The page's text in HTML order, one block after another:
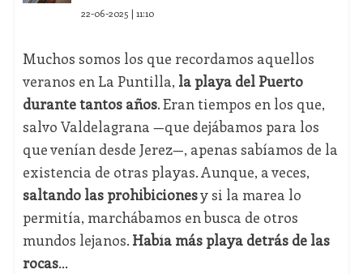
22-06-2025 | 11:10
Muchos somos los que recordamos aquellos
veranos en La Puntilla, la playa del Puerto
durante tantos años. Eran tiempos en los que,
salvo Valdelagrana —que dejábamos para los
que venían desde Jerez—, apenas sabíamos de la
existencia de otras playas. Aunque, a veces,
saltando las prohibicionesy si la marea lo
permitía, marchábamos en busca de otros
mundos lejanos. Había más playa detrás de las
rocas…